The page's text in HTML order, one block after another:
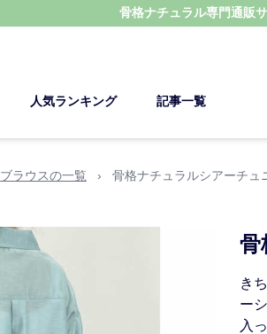
骨格ナチュラル専門通販
人気ランキング 記事一覧
ブラウスの一覧 › 骨格ナチュラルシアーチュ
骨
き
ー
入